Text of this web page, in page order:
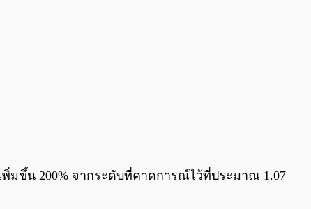
มขึ้น 200% จากระดับที่คาดการณ์ไว้ที่ประมาณ 1.07